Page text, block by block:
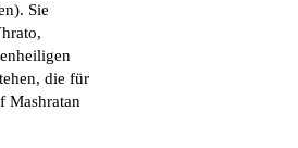
Sie
die für
Mashratan